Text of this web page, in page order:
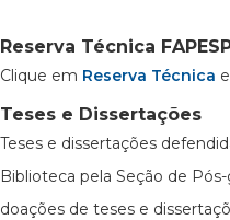
Reserva Técnica
Clique em Reserva Técnica
Teses e Dissertações
Teses e dissertações
Biblioteca pela Seção de
doações de teses e